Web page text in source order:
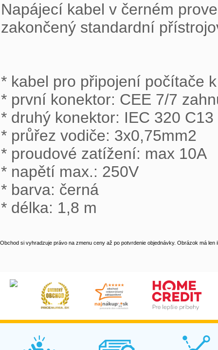
Napájecí kabel v černém
zakončený standardní
* kabel pro připojení počítače
* první konektor: CEE 7/7
* druhý konektor: IEC 320
* průřez vodiče: 3x0,75mm2
* proudové zatížení: max 10A
* napětí max.: 250V
* barva: černá
* délka: 1,8 m
Obchod si vyhradzuje právo na zmenu ceny až po potvrdenie objednávky. Obrázok má len